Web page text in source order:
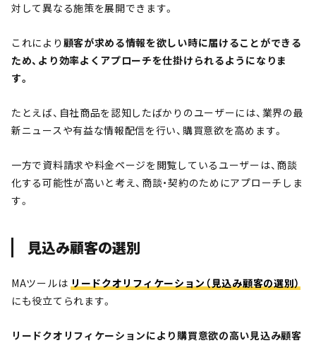
対して異なる施策を展開できます。
これにより 顧客が求める情報を欲しい時に届けることができる
ため、より効率よくアプローチを仕掛けられるようになりま
す。
たとえば、自社商品を認知したばかりのユーザーには、業界の最
新ニュースや有益な情報配信を行い、購買意欲を高めます。
一方で資料請求や料金ページを閲覧しているユーザーは、商談
化する可能性が高いと考え、商談・契約のためにアプローチしま
す。
見込み顧客の選別
MAツールは リードクオリフィケーション（見込み顧客の選別）
にも役立てられます。
リードクオリフィケーションにより購買意欲の高い見込み顧客